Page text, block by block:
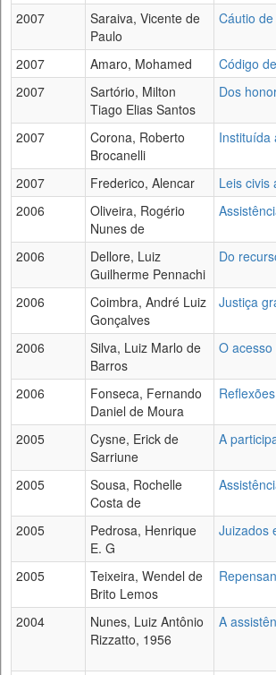
2007
Saraiva, Vicente de
Paulo
Cáutio
2007
Amaro, Mohamed Código
2007
Sartório, Milton
Tiago Elias Santos
Dos
2007
Corona, Roberto
Brocanelli
Instituída
2007
Frederico, Alencar Leis civis
2006
Oliveira, Rogério
Nunes de
2006
Dellore, Luiz
Guilherme Pennachi
Do
2006
Coimbra, André Luiz
Gonçalves
Justiça
2006
Silva, Luiz Marlo de
Barros
O
2006
Fonseca, Fernando
Daniel de Moura
2005
Cysne, Erick de
Sarriune
A
2005
Sousa, Rochelle
Costa de
2005
Pedrosa, Henrique
E. G
Juizados
2005
Teixeira, Wendel de
Brito Lemos
2004
Nunes, Luiz Antônio
Rizzatto, 1956
A